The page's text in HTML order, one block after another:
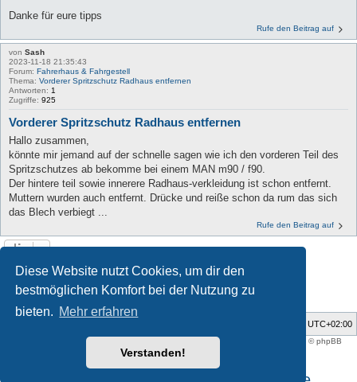
Diese Website nutzt Cookies, um dir den
bestmöglichen Komfort bei der Nutzung zu
bieten. Mehr erfahren
Verstanden!
Danke für eure tipps
Rufe den Beitrag auf
von Sash
2023-11-18 21:35:43
Forum: Fahrerhaus & Fahrgestell
Thema: Vorderer Spritzschutz Radhaus entfernen
Antworten: 1
Zugriffe: 925
Vorderer Spritzschutz Radhaus entfernen
Hallo zusammen,
könnte mir jemand auf der schnelle sagen wie ich den vorderen Teil des
Spritzschutzes ab bekomme bei einem MAN m90 / f90.
Der hintere teil sowie innerere Radhaus-verkleidung ist schon entfernt.
Muttern wurden auch entfernt. Drücke und reiße schon da rum das sich
das Blech verbiegt ...
Rufe den Beitrag auf
Die Suche ergab 39 Treffer 1 2
UTC+02:00
support forum tricolor phpBB
® Forum Software © phpBB
Limited
Deutsche Übersetzung durch